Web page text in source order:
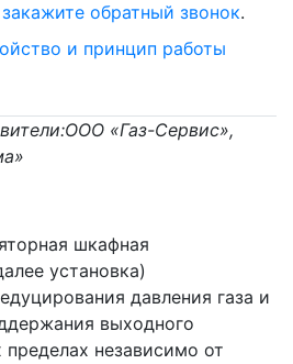
закажите обратный звонок.
и принцип работы
«Газ-Сервис»,
шкафная
установка)
давления газа и
выходного
независимо от